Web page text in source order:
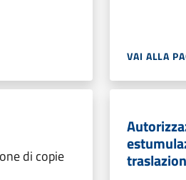
VAI ALLA
di copie